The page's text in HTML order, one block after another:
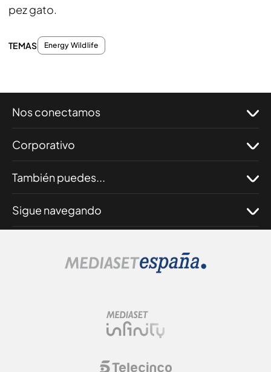
pez gato.
TEMAS Energy Wildlife
Nos conectamos
Corporativo
También puedes...
Sigue navegando